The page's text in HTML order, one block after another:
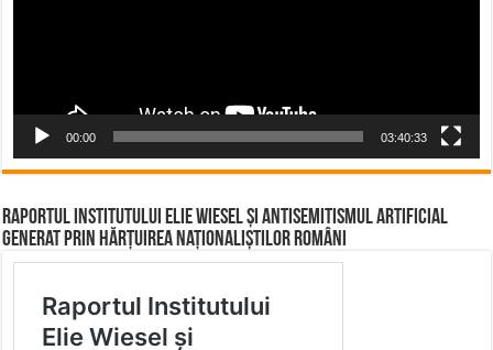
00:00 03:40:33
Raportul Institutului Elie Wiesel și Antisemitismul Artificial
Generat prin Hărțuirea Naționaliștilor Români